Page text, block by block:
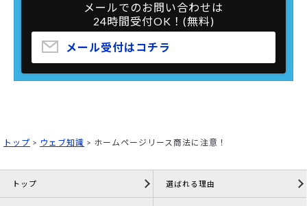
メールでのお問い合わせは
24時間受付OK！(無料)
メール受付はコチラ
トップ > ウェブ知識 > ホームページリース商法に注意！
トップ 選ばれる理由